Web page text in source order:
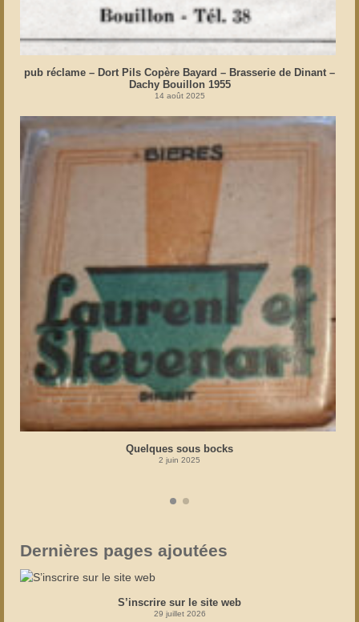
pub réclame – Dort Pils Copère Bayard – Brasserie de Dinant –
Dachy Bouillon 1955
14 août 2025
Quelques sous bocks
2 juin 2025
Dernières pages ajoutées
S’inscrire sur le site web
29 juillet 2026